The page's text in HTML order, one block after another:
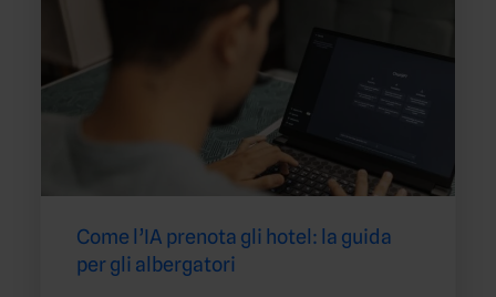
Come l’IA prenota gli hotel: la guida
per gli albergatori